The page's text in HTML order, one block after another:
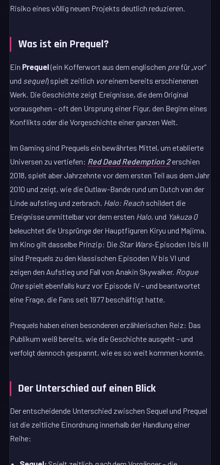
Risiko eines völlig neuen Projekts deutlich reduzieren.
Was ist ein Prequel?
Ein Prequel(ein Kofferwort aus dem englischen pre für „vor“
und sequel) spielt zeitlich voreinem bereits erschienenen
Werk. Die Geschichte zeigt Ereignisse, die dem Original
vorausgehen – oft den Ursprung einer Figur, den Beginn eines
Konflikts oder die Vorgeschichte einer ganzen Welt.
Im Gaming sind Prequels ein bewährtes Mittel, um etablierte
Universen zu vertiefen: Red Dead Redemption 2erschien
2018, spielt aber Jahrzehnte vor dem ersten Teil aus dem Jahr
2010 und zeigt, wie die Outlaw-Bande rund um Dutch van der
Linde aufstieg und zerbrach. Halo: Reach schildert die
Ereignisse unmittelbar vor dem ersten Halo, und Yakuza 0
beleuchtet die Ursprünge der Hauptfiguren Kiryu und Majima.
Im Kino gilt dasselbe Prinzip: Die Star Wars-Episoden I bis III
sind Prequels zu den klassischen Episoden IV bis VI und
zeigen den Aufstieg und Fall von Anakin Skywalker. Rogue
One spielt ebenfalls kurz vor Episode IV – und beantwortet
eine Frage, die Fans seit 1977 beschäftigt hatte.
Prequels haben einen besonderen erzählerischen Reiz: Das
Publikum weiß bereits, wie die Geschichte ausgeht – und
verfolgt dennoch gespannt, wie es so weit kommen konnte.
Der Unterschied auf einen Blick
Der entscheidende Unterschied zwischen Sequel und Prequel
ist die zeitliche Einordnung innerhalb der Handlung einer
Reihe: